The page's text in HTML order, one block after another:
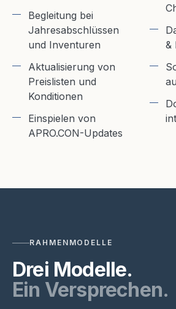
Begleitung bei
Jahresabschlüssen
und Inventuren
Aktualisierung von
Preislisten und
Konditionen
Einspielen von
APRO.CON-Updates
&
RAHMENMODELLE
Drei Modelle.
Ein Versprechen.